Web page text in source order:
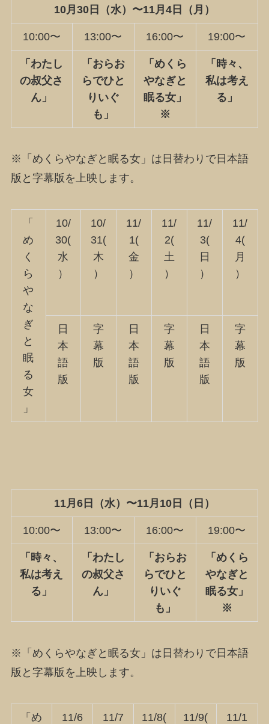
10月30日（水）〜11月4日（月）
10:00〜 13:00〜 16:00〜 19:00〜
「わたし
の叔父さ
ん」
「おらお
らでひと
りいぐ
も」
「めくら
やなぎと
眠る女」
※
「時々、
私は考え
る」
※「めくらやなぎと眠る女」は日替わりで日本語
版と字幕版を上映します。
「
め
く
ら
や
な
ぎ
と
眠
る
女
」
10/
30(
水
）
10/
31(
木
）
11/
1(
金
）
11/
2(
土
）
11/
3(
日
）
11/
4(
月
）
日
本
語
版
字
幕
版
日
本
語
版
字
幕
版
日
本
語
版
字
幕
版
11月6日（水）〜11月10日（日）
10:00〜 13:00〜 16:00〜 19:00〜
「時々、
私は考え
る」
「わたし
の叔父さ
ん」
「おらお
らでひと
りいぐ
も」
「めくら
やなぎと
眠る女」
※
※「めくらやなぎと眠る女」は日替わりで日本語
版と字幕版を上映します。
「め
11/6
11/7
11/8(
11/9(
11/1